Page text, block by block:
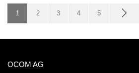
1 2 3 4 5
OCOM AG